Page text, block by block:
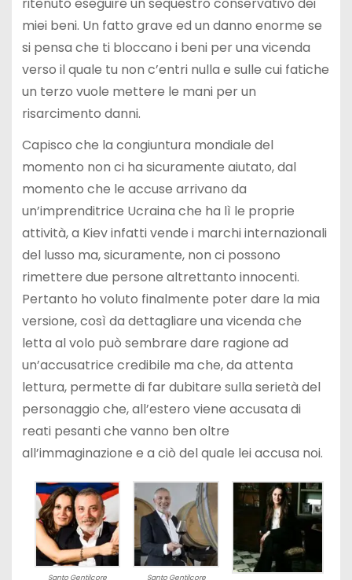
miei beni. Un fatto grave ed un danno enorme se
si pensa che ti bloccano i beni per una vicenda
verso il quale tu non c’entri nulla e sulle cui fatiche
un terzo vuole mettere le mani per un
risarcimento danni.
Capisco che la congiuntura mondiale del
momento non ci ha sicuramente aiutato, dal
momento che le accuse arrivano da
un’imprenditrice Ucraina che ha lì le proprie
attività, a Kiev infatti vende i marchi internazionali
del lusso ma, sicuramente, non ci possono
rimettere due persone altrettanto innocenti.
Pertanto ho voluto finalmente poter dare la mia
versione, così da dettagliare una vicenda che
letta al volo può sembrare dare ragione ad
un’accusatrice credibile ma che, da attenta
lettura, permette di far dubitare sulla serietà del
personaggio che, all’estero viene accusata di
reati pesanti che vanno ben oltre
all’immaginazione e a ciò del quale lei accusa noi.
Santo Gentilcore
Santo Gentilcore